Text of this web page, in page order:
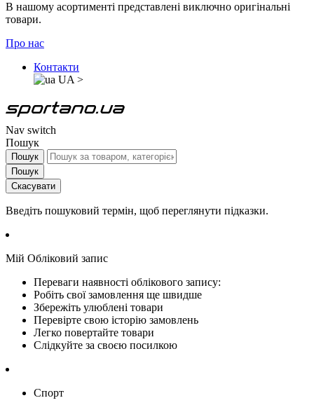
В нашому асортименті представлені виключно оригінальні
товари.
Про нас
Контакти
UA >
Nav switch
Пошук
Пошук
Пошук
Скасувати
Введіть пошуковий термін, щоб переглянути підказки.
Мій Обліковий запис
Переваги наявності облікового запису:
Робіть свої замовлення ще швидше
Збережіть улюблені товари
Перевірте свою історію замовлень
Легко повертайте товари
Слідкуйте за своєю посилкою
Спорт